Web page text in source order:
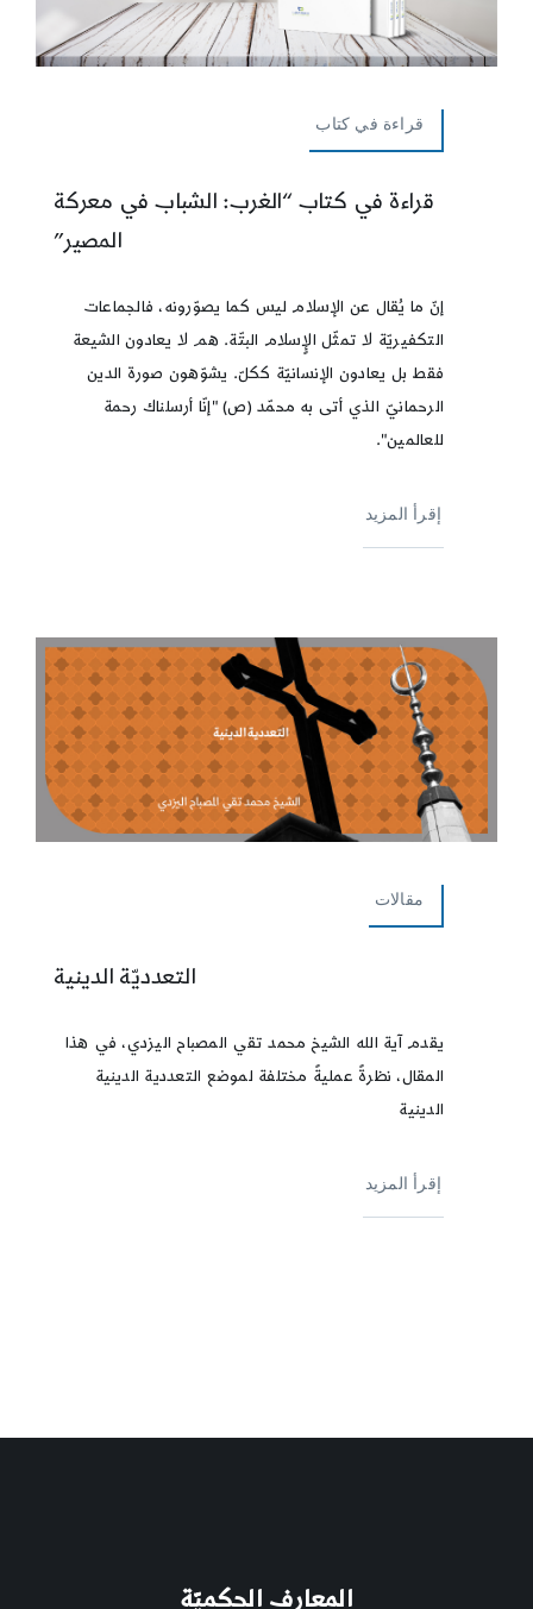
قراءة في كتاب
قراءة في كتاب “الغرب: الشباب في معركة
المصير”
إنّ ما يُقال عن الإسلام ليس كما يصوّرونه، فالجماعات
التكفيريّة لا تمثّل الإٍسلام البتّة. هم لا يعادون الشيعة
فقط بل يعادون الإنسانيّة ككلّ. يشوّهون صورة الدين
الرحمانيّ الذي أتى به محمّد (ص) "إنّا أرسلناك رحمة
للعالمين".
إقرأ المزيد
مقالات
التعدديّة الدينية
يقدم آية الله الشيخ محمد تقي المصباح اليزدي، في هذا
المقال، نظرةً عمليةً مختلفة لموضع التعددية الدينية
الدينية
إقرأ المزيد
المعارف الحكميّة